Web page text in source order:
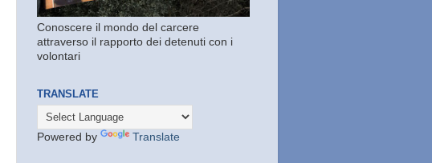
Conoscere il mondo del carcere
attraverso il rapporto dei detenuti con i
volontari
TRANSLATE
Powered by Translate